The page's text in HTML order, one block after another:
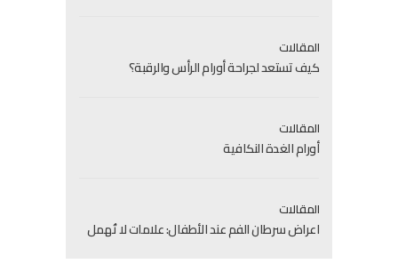
المقالات
كيف تستعد لجراحة أورام الرأس والرقبة؟
المقالات
أورام الغدة النكافية
المقالات
اعراض سرطان الفم عند الأطفال: علامات لا تُهمل